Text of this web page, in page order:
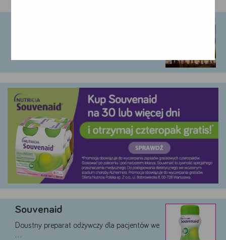
Souvenaid
Doustny preparat odżywczy dla pacjentów we
…
Google
YouTube
Akceptuję
wszystkie
Zapisuję moje
wybory
Odrzucam wszystkie
dobrowolne